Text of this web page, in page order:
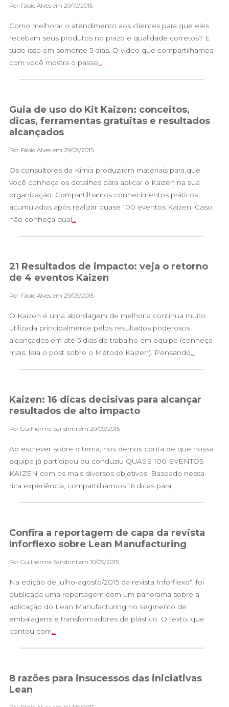
Por Fábio Alves em 29/10/2015
Como melhorar o atendimento aos clientes para que eles
recebam seus produtos no prazo e qualidade corretos? E
tudo isso em somente 5 dias. O vídeo que compartilhamos
com você mostra o passo
Guia de uso do Kit Kaizen: conceitos,
dicas, ferramentas gratuitas e resultados
alcançados
Por Fábio Alves em 29/09/2015
Os consultores da Kimia produziram materiais para que
você conheça os detalhes para aplicar o Kaizen na sua
organização. Compartilhamos conhecimentos práticos
acumulados após realizar quase 100 eventos Kaizen. Caso
não conheça qual
21 Resultados de impacto: veja o retorno
de 4 eventos Kaizen
Por Fábio Alves em 29/09/2015
O Kaizen é uma abordagem de melhoria contínua muito
utilizada principalmente pelos resultados poderosos
alcançados em até 5 dias de trabalho em equipe (conheça
mais, leia o post sobre o Método Kaizen). Pensando
Kaizen: 16 dicas decisivas para alcançar
resultados de alto impacto
Por Guilherme Sandrini em 29/09/2015
Ao escrever sobre o tema, nos demos conta de que nossa
equipe já participou ou conduziu QUASE 100 EVENTOS
KAIZEN com os mais diversos objetivos. Baseado nessa
rica experiência, compartilharmos 16 dicas para
Confira a reportagem de capa da revista
Inforflexo sobre Lean Manufacturing
Por Guilherme Sandrini em 10/09/2015
Na edição de julho-agosto/2015 da revista Inforflexo*, foi
publicada uma reportagem com um panorama sobre a
aplicação do Lean Manufacturing no segmento de
embalagens e transformadores de plástico. O texto, que
contou com
8 razões para insucessos das iniciativas
Lean